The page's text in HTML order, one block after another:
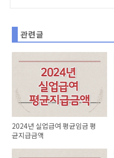
관련글
2024년 실업급여 평균임금 평
균지급금액